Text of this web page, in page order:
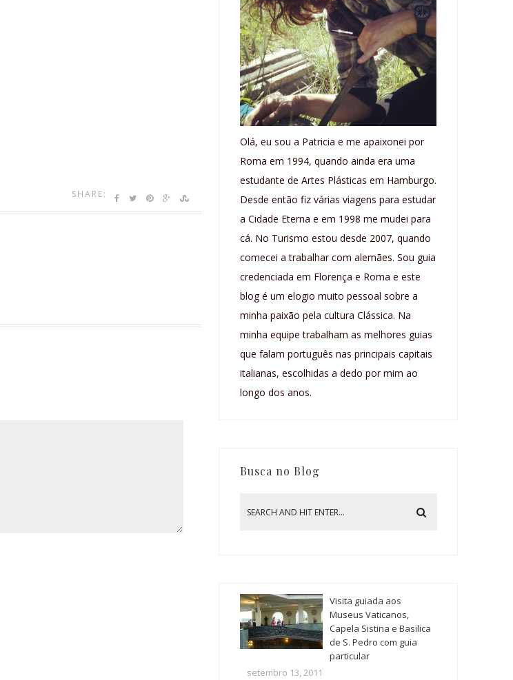
SHARE:
Olá, eu sou a Patricia e me apaixonei por
Roma em 1994, quando ainda era uma
estudante de Artes Plásticas em Hamburgo.
Desde então fiz várias viagens para estudar
a Cidade Eterna e em 1998 me mudei para
cá. No Turismo estou desde 2007, quando
comecei a trabalhar com alemães. Sou guia
credenciada em Florença e Roma e este
blog é um elogio muito pessoal sobre a
minha paixão pela cultura Clássica. Na
minha equipe trabalham as melhores guias
que falam português nas principais capitais
italianas, escolhidas a dedo por mim ao
longo dos anos.
Busca no Blog
Visita guiada aos
Museus Vaticanos,
Capela Sistina e Basilica
de S. Pedro com guia
particular
setembro 13, 2011